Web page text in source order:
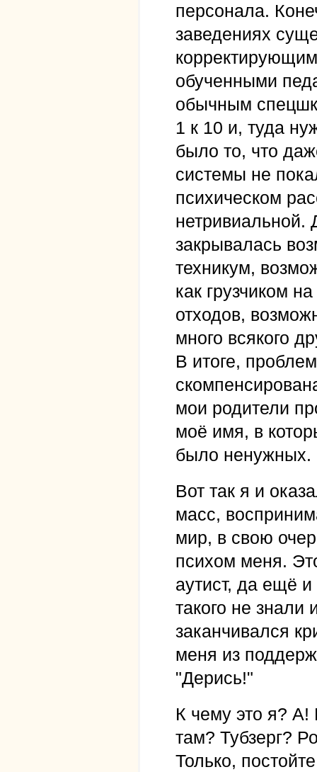
персонала.
заведениях
обученными
обычным
1 к 10 и, туда
было то, что
системы не
психическом
нетривиальной.
закрывалась
техникум,
как грузчиком
отходов,
много всякого
В итоге,
мои родители
моё имя, в
было ненужных.
Вот так я и
масс,
мир, в свою
психом меня.
аутист, да ещё
такого не знали
заканчивался
меня из
"Дерись!"
К чему это я? А!
там? Тубзерг?
Только,